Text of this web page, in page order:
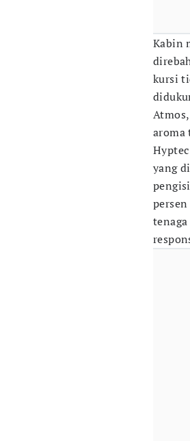
Kabin
kursi
aroma
yang